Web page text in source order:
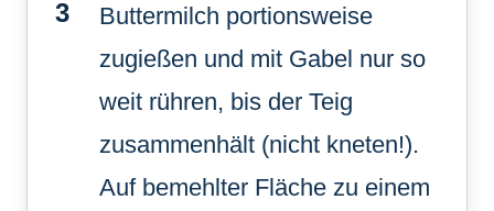
Buttermilch portionsweise
zugießen und mit Gabel nur so
weit rühren, bis der Teig
zusammenhält (nicht kneten!).
Auf bemehlter Fläche zu einem